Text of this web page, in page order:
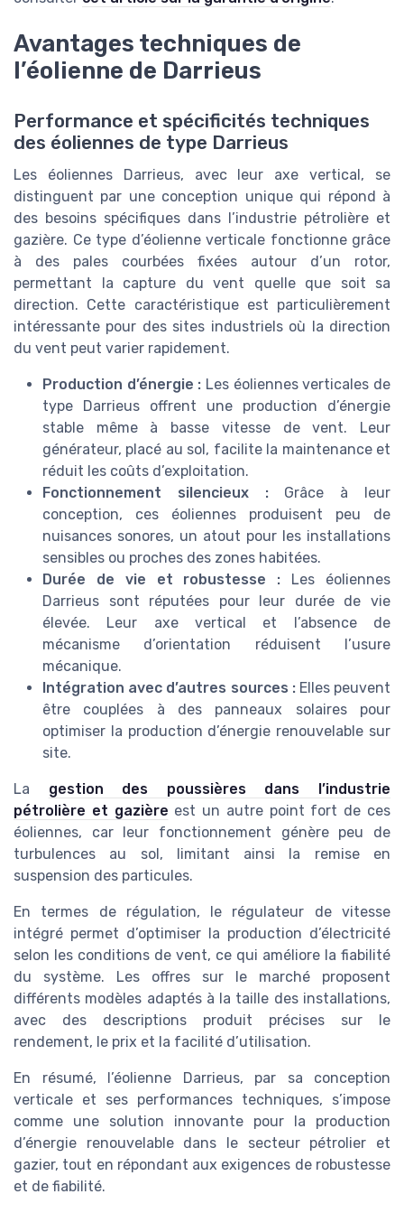
Avantages techniques de
l’éolienne de Darrieus
Performance et spécificités techniques
des éoliennes de type Darrieus
Les éoliennes Darrieus, avec leur axe vertical, se
distinguent par une conception unique qui répond à
des besoins spécifiques dans l’industrie pétrolière et
gazière. Ce type d’éolienne verticale fonctionne grâce
à des pales courbées fixées autour d’un rotor,
permettant la capture du vent quelle que soit sa
direction. Cette caractéristique est particulièrement
intéressante pour des sites industriels où la direction
du vent peut varier rapidement.
Production d’énergie : Les éoliennes verticales de
type Darrieus offrent une production d’énergie
stable même à basse vitesse de vent. Leur
générateur, placé au sol, facilite la maintenance et
réduit les coûts d’exploitation.
Fonctionnement silencieux :Grâce à leur
conception, ces éoliennes produisent peu de
nuisances sonores, un atout pour les installations
sensibles ou proches des zones habitées.
Durée de vie et robustesse : Les éoliennes
Darrieus sont réputées pour leur durée de vie
élevée. Leur axe vertical et l’absence de
mécanisme d’orientation réduisent l’usure
mécanique.
Intégration avec d’autres sources :Elles peuvent
être couplées à des panneaux solaires pour
optimiser la production d’énergie renouvelable sur
site.
La gestion des poussières dans l’industrie
pétrolière et gazière est un autre point fort de ces
éoliennes, car leur fonctionnement génère peu de
turbulences au sol, limitant ainsi la remise en
suspension des particules.
En termes de régulation, le régulateur de vitesse
intégré permet d’optimiser la production d’électricité
selon les conditions de vent, ce qui améliore la fiabilité
du système. Les offres sur le marché proposent
différents modèles adaptés à la taille des installations,
avec des descriptions produit précises sur le
rendement, le prix et la facilité d’utilisation.
En résumé, l’éolienne Darrieus, par sa conception
verticale et ses performances techniques, s’impose
comme une solution innovante pour la production
d’énergie renouvelable dans le secteur pétrolier et
gazier, tout en répondant aux exigences de robustesse
et de fiabilité.